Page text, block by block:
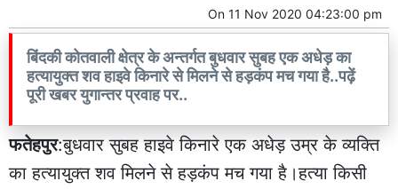
On 11 Nov 2020 04:23:00 pm
बिंदकी कोतवाली क्षेत्र के अन्तर्गत बुधवार सुबह एक अधेड़ का
हत्यायुक्त शव हाइवे किनारे से मिलने से हड़कंप मच गया है..पढ़ें
पूरी खबर युगान्तर प्रवाह पर..
फतेहपुर:बुधवार सुबह हाइवे किनारे एक अधेड़ उम्र के व्यक्ति
का हत्यायुक्त शव मिलने से हड़कंप मच गया है।हत्या किसी